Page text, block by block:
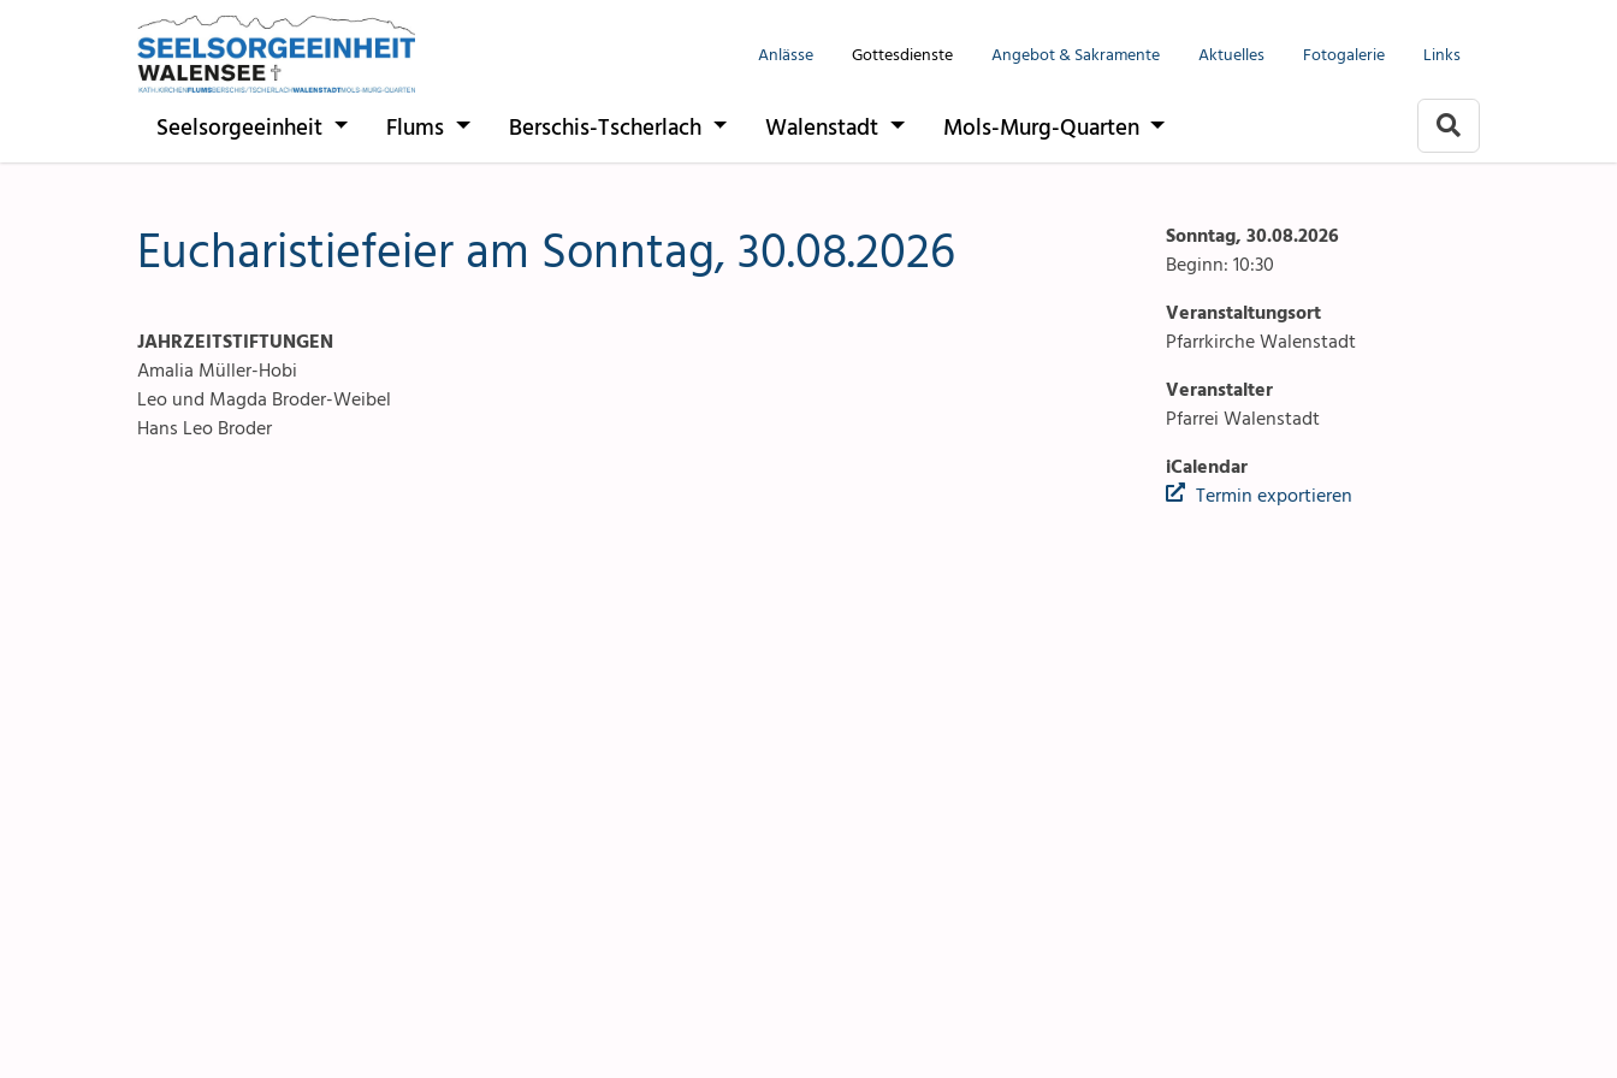
Direkt zur Hauptnavigation springen
Direkt zum Inhalt springen
Anlässe Gottesdienste Angebot & Sakramente Aktuelles Fotogalerie Links
Seelsorgeeinheit Flums Berschis-Tscherlach Walenstadt Mols-Murg-Quarten
Eucharistiefeier am Sonntag, 30.08.2026
JAHRZEITSTIFTUNGEN
Amalia Müller-Hobi
Leo und Magda Broder-Weibel
Hans Leo Broder
Sonntag, 30.08.2026
Beginn: 10:30
Veranstaltungsort
Pfarrkirche Walenstadt
Veranstalter
Pfarrei Walenstadt
iCalendar
Termin exportieren
Kontakte
Aktuelles & Fotogalerie